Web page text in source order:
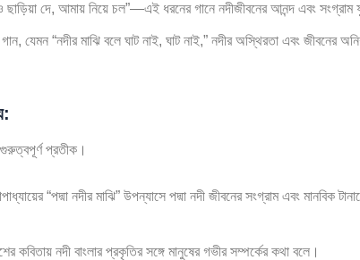
ছাড়িয়া দে, আমায় নিয়ে চল”—এই ধরনের গানে নদীজীবনের আনন্দ এবং সংগ্রাম
গান, যেমন “নদীর মাঝি বলে ঘাট নাই, ঘাট নাই,” নদীর অস্থিরতা এবং জীবনের
গুরুত্বপূর্ণ প্রতীক।
“পদ্মা নদীর মাঝি” উপন্যাসে পদ্মা নদী জীবনের সংগ্রাম এবং মানবিক
কবিতায় নদী বাংলার প্রকৃতির সঙ্গে মানুষের গভীর সম্পর্কের কথা বলে।